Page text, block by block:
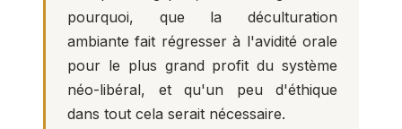
pourquoi, que la déculturation
ambiante fait régresser à l'avidité orale
pour le plus grand profit du système
néo-libéral, et qu'un peu d'éthique
dans tout cela serait nécessaire.